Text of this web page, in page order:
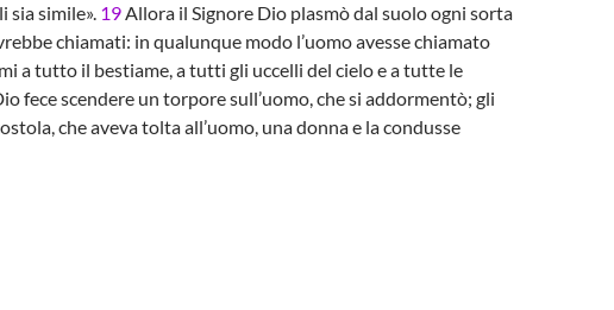
sia simile». 19Allora il Signore Dio plasmò dal suolo ogni sorta
chiamati: in qualunque modo l’uomo avesse chiamato
a tutto il bestiame, a tutti gli uccelli del cielo e a tutte le
fece scendere un torpore sull’uomo, che si addormentò; gli
che aveva tolta all’uomo, una donna e la condusse